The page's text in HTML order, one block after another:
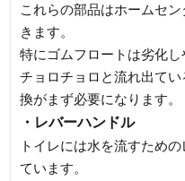
これらの部品はホームセ
きます。
特にゴムフロートは劣化
チョロチョロと流れ出て
換がまず必要になります。
・レバーハンドル
トイレには水を流すため
ています。